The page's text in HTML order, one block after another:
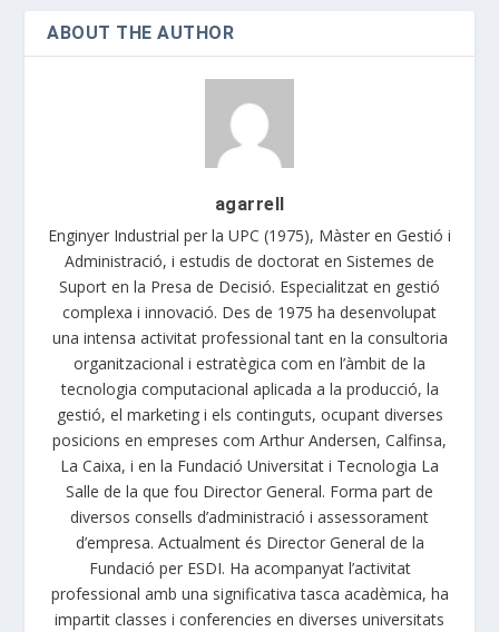
ABOUT THE AUTHOR
agarrell
Enginyer Industrial per la UPC (1975), Màster en Gestió i
Administració, i estudis de doctorat en Sistemes de
Suport en la Presa de Decisió. Especialitzat en gestió
complexa i innovació. Des de 1975 ha desenvolupat
una intensa activitat professional tant en la consultoria
organitzacional i estratègica com en l’àmbit de la
tecnologia computacional aplicada a la producció, la
gestió, el marketing i els continguts, ocupant diverses
posicions en empreses com Arthur Andersen, Calfinsa,
La Caixa, i en la Fundació Universitat i Tecnologia La
Salle de la que fou Director General. Forma part de
diversos consells d’administració i assessorament
d’empresa. Actualment és Director General de la
Fundació per ESDI. Ha acompanyat l’activitat
professional amb una significativa tasca acadèmica, ha
impartit classes i conferencies en diverses universitats